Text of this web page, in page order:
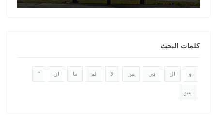
كلمات البحث
و ال في من لا لم ما ان "
سو